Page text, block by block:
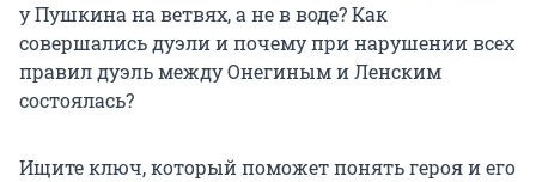
у Пушкина на ветвях, а не в воде? Как
совершались дуэли и почему при нарушении всех
правил дуэль между Онегиным и Ленским
состоялась?
Ищите ключ, который поможет понять героя и его